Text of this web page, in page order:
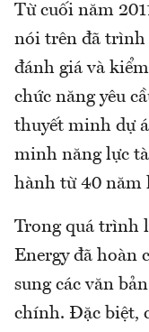
Từ cuối năm
nói trên đã trình
đánh giá và
chức năng yêu
thuyết minh dự
minh năng lực
hành từ 40 năm
Trong quá trình
Energy đã hoàn
sung các văn
chính. Đặc biệt,